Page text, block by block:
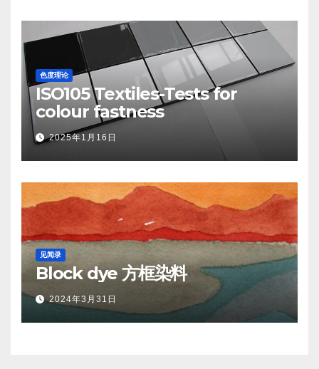
色度理论
ISO105 Textiles-Tests for
colour fastness
2025年1月16日
见闻录
Block dye 方框染料
2024年3月31日